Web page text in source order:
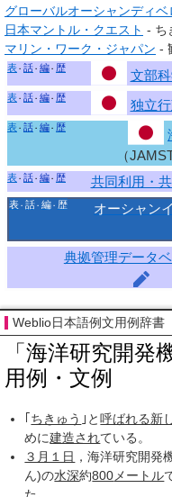
グローバルオーシャンディベ
日本マントル・クエスト - ち
マリン・ワーク・ジャパン -
表 話 編 歴 文部
表 話 編 歴 独立
表 話 編 歴
（
表 話 編 歴 共同利用・
表 話 編 歴
オーシャン
典拠管理データ
Weblio日本語例文用例辞書
「海洋研究開発
用例・文例
ちきゅう ｣と呼ばれる新
めに建造されている。
３月１日 ，海洋研究開発
ん)の水深約800 メートル
た 。